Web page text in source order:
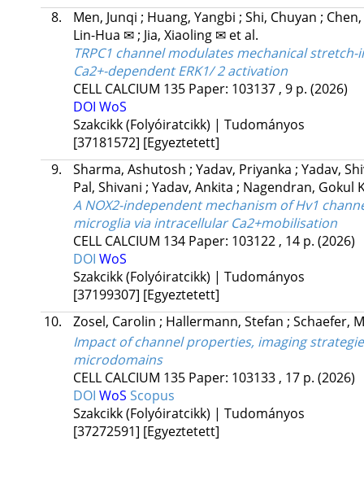
8.
Men, Junqi ; Huang, Yangbi ; Shi, Chuyan ;
Lin-Hua ✉ ; Jia, Xiaoling ✉ et al.
TRPC1 channel modulates mechanical
Ca2+-dependent ERK1/ 2 activation
CELL CALCIUM 135 Paper: 103137 , 9 p. (2026)
DOI WoS
Szakcikk (Folyóiratcikk) | Tudományos
[37181572] [Egyeztetett]
9.
Sharma, Ashutosh ; Yadav, Priyanka ; Yadav,
Pal, Shivani ; Yadav, Ankita ; Nagendran, Gokul
A NOX2-independent mechanism of Hv1
microglia via intracellular Ca2+mobilisation
CELL CALCIUM 134 Paper: 103122 , 14 p. (2026)
DOI WoS
Szakcikk (Folyóiratcikk) | Tudományos
[37199307] [Egyeztetett]
10.
Zosel, Carolin ; Hallermann, Stefan ; Schaefer,
Impact of channel properties, imaging
microdomains
CELL CALCIUM 135 Paper: 103133 , 17 p. (2026)
DOI WoS Scopus
Szakcikk (Folyóiratcikk) | Tudományos
[37272591] [Egyeztetett]